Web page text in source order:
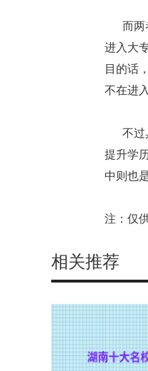
而两
进入大
目的话
不在进
不过
提升学
中则也
注：仅
相关推荐